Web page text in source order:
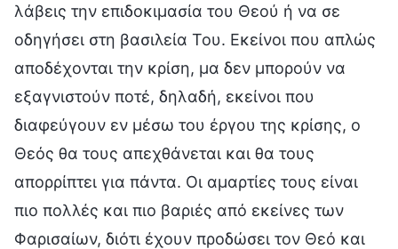
λάβεις την επιδοκιμασία του Θεού ή να σε
οδηγήσει στη βασιλεία Του. Εκείνοι που απλώς
αποδέχονται την κρίση, μα δεν μπορούν να
εξαγνιστούν ποτέ, δηλαδή, εκείνοι που
διαφεύγουν εν μέσω του έργου της κρίσης, ο
Θεός θα τους απεχθάνεται και θα τους
απορρίπτει για πάντα. Οι αμαρτίες τους είναι
πιο πολλές και πιο βαριές από εκείνες των
Φαρισαίων, διότι έχουν προδώσει τον Θεό και